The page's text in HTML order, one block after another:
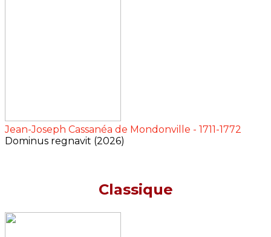
Jean-Joseph Cassanéa de Mondonville - 1711-1772
Dominus regnavit (2026)
Classique